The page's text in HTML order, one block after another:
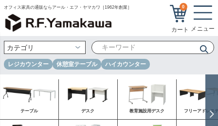
オフィス家具の通販ならアール・エフ・ヤマカワ［1962年創業］ 0
レジカウンター 休憩室テーブル ハイカウンター
テーブル デスク 教育施設用デスク フリーアドレス